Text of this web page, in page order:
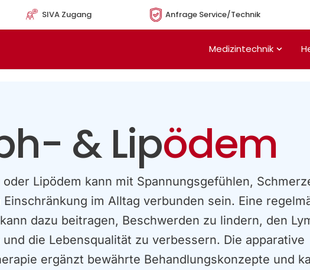
SIVA Zugang Anfrage Service/Technik
Medizintechnik Öffne
& Lipödem
oder Lipödem kann mit Spannungsgefühlen,
im Alltag verbunden sein. Eine
dazu beitragen, Beschwerden zu lindern, den
die Lebensqualität zu verbessern. Die apparative
ergänzt bewährte Behandlungskonzepte und